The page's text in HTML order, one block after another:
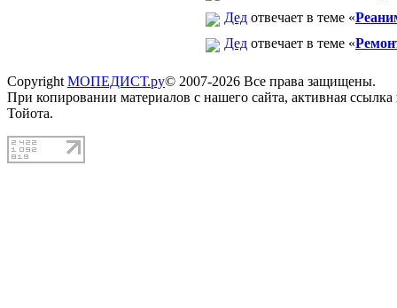
Дед отвечает в теме «
Дед отвечает в теме «
Copyright МОПЕДИСТ.ру© 2007-2026 Все права защищены.
При копировании материалов с нашего сайта, активная
Тойота.